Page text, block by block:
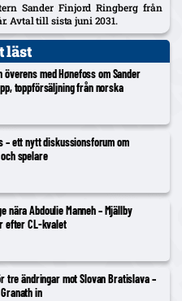
Sander Finjord Ringberg från
Avtal till sista juni 2031.
läst
med Hønefoss om Sander
toppförsäljning från norska
– ett nytt diskussionsforum om
spelare
nära Abdoulie Manneh – Mjällby
efter CL-kvalet
tre ändringar mot Slovan Bratislava –
in